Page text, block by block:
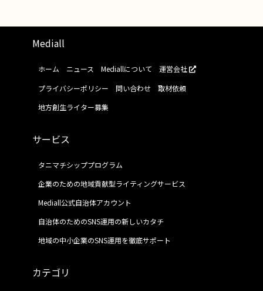
Mediall
ホーム ニュース Mediallについて
運営会社
プライバシーポリシー
問い合わせ
取材依頼
地方創生ライター募集
サービス
タニマチシッププログラム
企業のための地域貢献型ライティングサービス
Mediall公式自治体アカウント
自治体のためのSNS運用の新しいカタチ
地域の中小企業のSNS運用を徹底サポート
カテゴリ